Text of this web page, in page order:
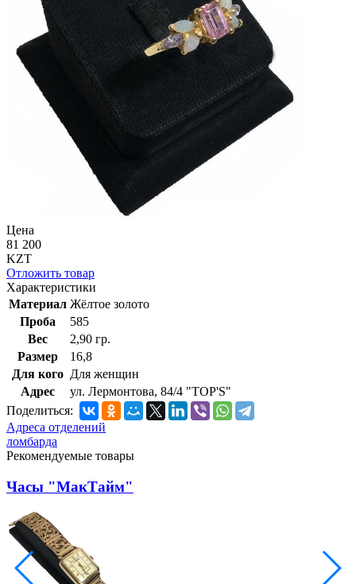
Цена
81 200
KZT
Отложить товар
Характеристики
Материал Жёлтое золото
Проба
585
Вес
2,90 гр.
Размер
16,8
Для кого Для женщин
Адрес
ул. Лермонтова, 84/4 "TOP'S"
Поделиться:
Адреса отделений
ломбарда
Рекомендуемые товары
Часы "МакТайм"